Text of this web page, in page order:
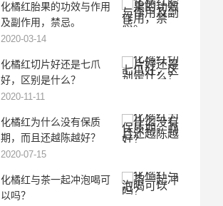
化橘红胎果的功效与作用
及副作用，禁忌。
2020-03-14
化橘红切片好还是七爪
好，区别是什么？
2020-11-11
化橘红为什么没有保质
期，而且还越陈越好？
2020-07-15
化橘红与茶一起冲泡喝可
以吗？